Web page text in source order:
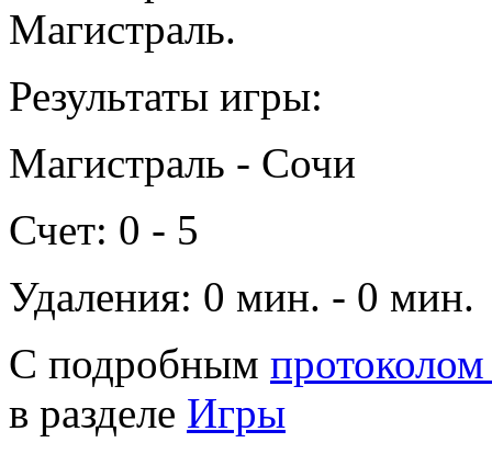
Магистраль.
Результаты игры:
Магистраль - Сочи
Счет: 0 - 5
Удаления: 0 мин. - 0 мин.
С подробным
в разделе Игры